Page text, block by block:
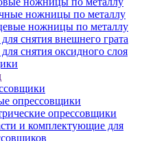
ножницы по металлу
ножницы по металлу
снятия внешнего грата
снятия оксидного слоя
опрессовщики
опрессовщики
и комплектующие для